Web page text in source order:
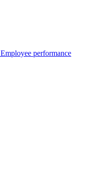
Employee performance